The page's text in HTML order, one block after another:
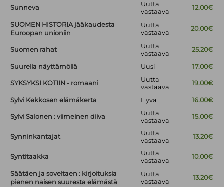
Sunneva
Uutta
vastaava
12.00€
SUOMEN HISTORIA jääkaudesta
Euroopan unioniin
Uutta
vastaava
20.00€
Suomen rahat
Uutta
vastaava
25.20€
Suurella näyttämöllä Uusi 17.00€
SYKSYKSI KOTIIN - romaani
Uutta
vastaava
19.00€
Sylvi Kekkosen elämäkerta Hyvä 16.00€
Sylvi Salonen : viimeinen diiva
Uutta
vastaava
15.00€
Synninkantajat
Uutta
vastaava
13.20€
Syntitaakka
Uutta
vastaava
10.00€
Säätäen ja soveltaen : kirjoituksia
pienen naisen suuresta elämästä
Uutta
vastaava
13.20€